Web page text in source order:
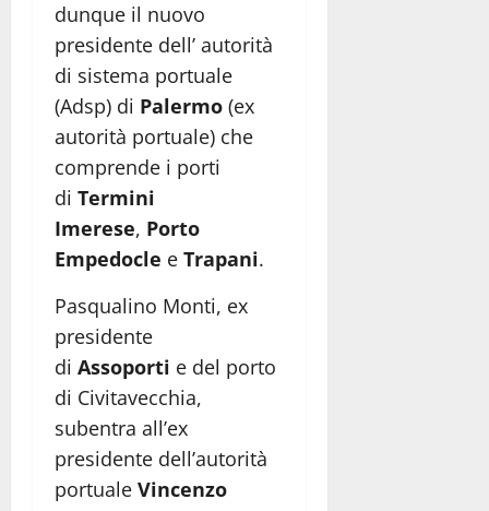
dunque il nuovo
presidente dell’ autorità
di sistema portuale
(Adsp) di Palermo (ex
autorità portuale) che
comprende i porti
di Termini
Imerese, Porto
Empedocle e Trapani.
Pasqualino Monti, ex
presidente
di Assoporti e del porto
di Civitavecchia,
subentra all’ex
presidente dell’autorità
portuale Vincenzo